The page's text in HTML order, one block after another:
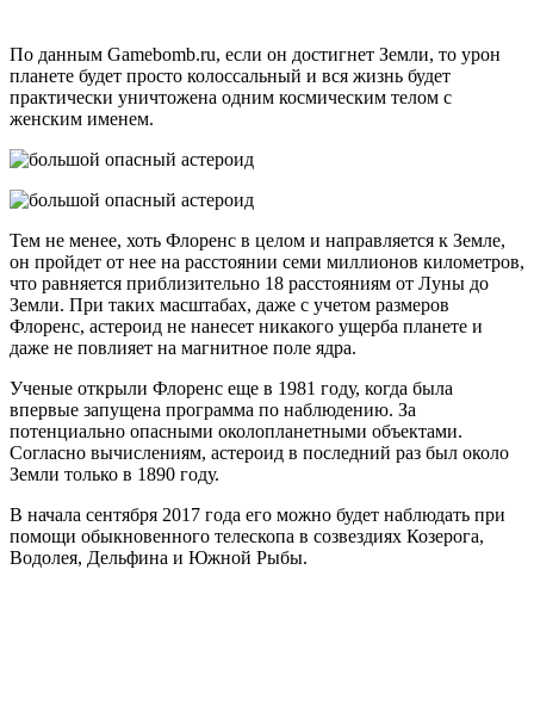
По данным Gamebomb.ru, если он достигнет Земли, то урон
планете будет просто колоссальный и вся жизнь будет
практически уничтожена одним космическим телом с
женским именем.
Тем не менее, хоть Флоренс в целом и направляется к Земле,
он пройдет от нее на расстоянии семи миллионов километров,
что равняется приблизительно 18 расстояниям от Луны до
Земли. При таких масштабах, даже с учетом размеров
Флоренс, астероид не нанесет никакого ущерба планете и
даже не повлияет на магнитное поле ядра.
Ученые открыли Флоренс еще в 1981 году, когда была
впервые запущена программа по наблюдению. За
потенциально опасными околопланетными объектами.
Согласно вычислениям, астероид в последний раз был около
Земли только в 1890 году.
В начала сентября 2017 года его можно будет наблюдать при
помощи обыкновенного телескопа в созвездиях Козерога,
Водолея, Дельфина и Южной Рыбы.